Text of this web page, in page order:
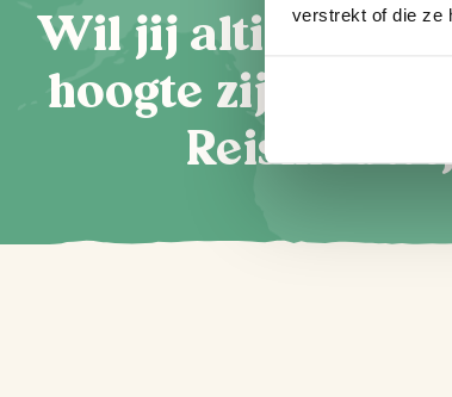
verstrekt of die ze
Wil jij altijd als
hoogte zijn van